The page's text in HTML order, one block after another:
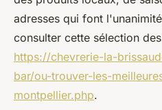
adresses qui font
consulter cette sélection
https://chevrerie-la-
bar/ou-trouver-les-
montpellier.php.